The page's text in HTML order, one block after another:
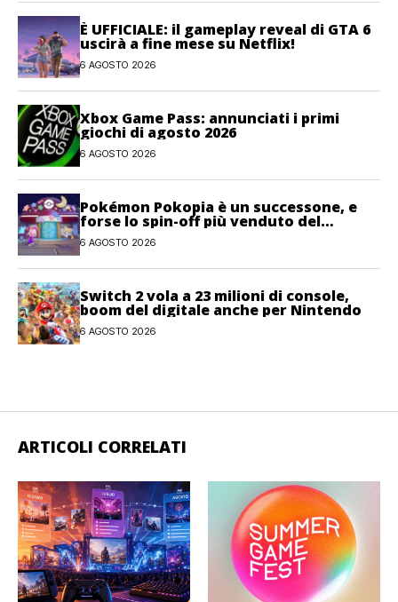
È UFFICIALE: il gameplay reveal di GTA 6
uscirà a fine mese su Netflix!
6 AGOSTO 2026
Xbox Game Pass: annunciati i primi
giochi di agosto 2026
6 AGOSTO 2026
Pokémon Pokopia è un successone, e
forse lo spin-off più venduto del
franchise
6 AGOSTO 2026
Switch 2 vola a 23 milioni di console,
boom del digitale anche per Nintendo
6 AGOSTO 2026
ARTICOLI CORRELATI